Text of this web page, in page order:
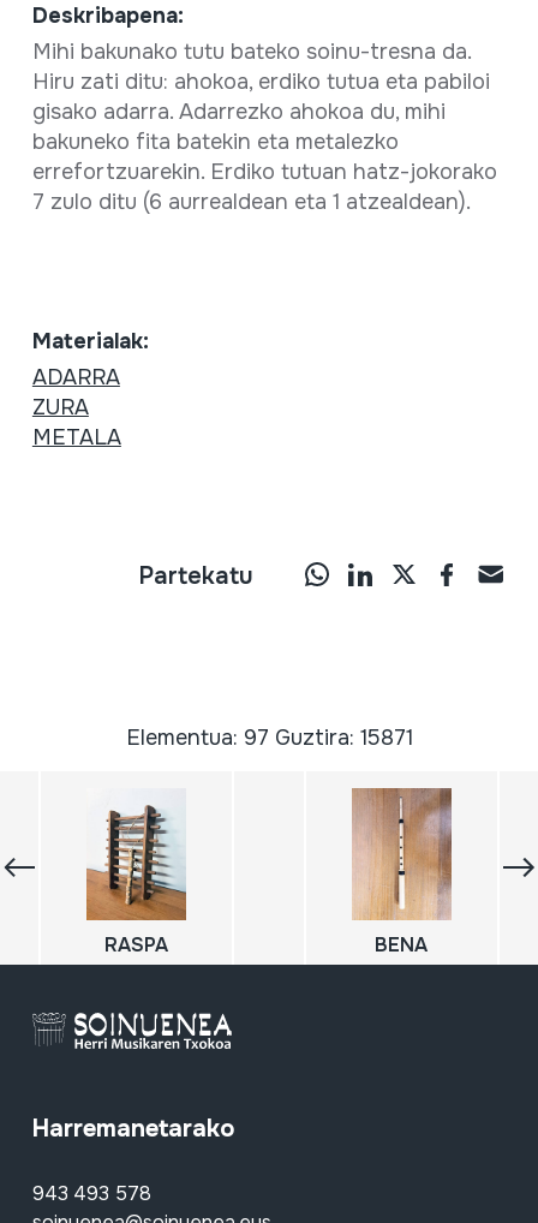
Deskribapena:
Mihi bakunako tutu bateko soinu-tresna da.
Hiru zati ditu: ahokoa, erdiko tutua eta pabiloi
gisako adarra. Adarrezko ahokoa du, mihi
bakuneko fita batekin eta metalezko
errefortzuarekin. Erdiko tutuan hatz-jokorako
7 zulo ditu (6 aurrealdean eta 1 atzealdean).
Materialak:
ADARRA
ZURA
METALA
Partekatu
Elementua: 97 Guztira: 15871
RASPA BENA
Harremanetarako
943 493 578